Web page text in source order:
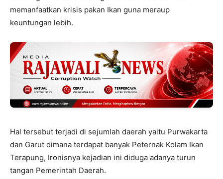
memanfaatkan krisis pakan Ikan guna meraup
keuntungan lebih.
Hal tersebut terjadi di sejumlah daerah yaitu Purwakarta
dan Garut dimana terdapat banyak Peternak Kolam Ikan
Terapung, Ironisnya kejadian ini diduga adanya turun
tangan Pemerintah Daerah.